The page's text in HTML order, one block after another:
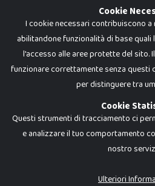
Dadi e Mattoncini è un brand di Giocabene
I prezzi e le promozioni pubblicate
Cookie
I cookie necessari contribuiscono
abilitandone funzionalità di base quali
l'accesso alle aree protette del sito.
funzionare correttamente senza questi
per distinguere tra
Cookie
Questi strumenti di tracciamento ci
e analizzare il tuo comportamento
nostro
Ulteriori